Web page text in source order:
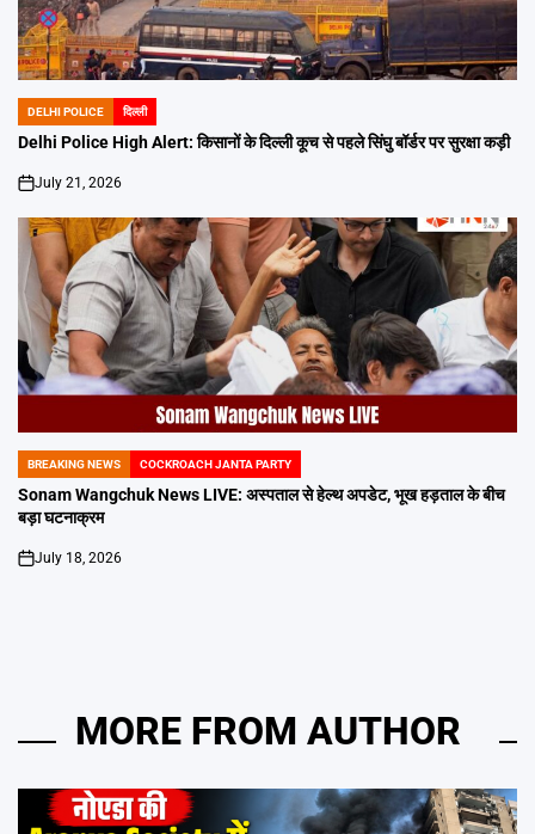
POSTED
IN
DELHI POLICE दिल्ली
Delhi Police High Alert: किसानों के दिल्ली कूच से पहले सिंघु बॉर्डर पर सुरक्षा कड़ी
on
July 21, 2026
POSTED
IN
BREAKING NEWS COCKROACH JANTA PARTY
Sonam Wangchuk News LIVE: अस्पताल से हेल्थ अपडेट, भूख हड़ताल के बीच
बड़ा घटनाक्रम
on
July 18, 2026
MORE FROM AUTHOR